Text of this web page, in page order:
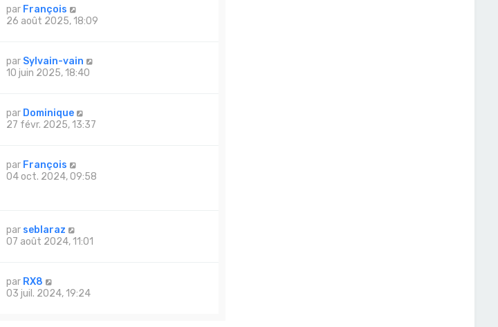
par François
26 août 2025, 18:09
par Sylvain-vain
10 juin 2025, 18:40
par Dominique
27 févr. 2025, 13:37
par François
04 oct. 2024, 09:58
par seblaraz
07 août 2024, 11:01
par RX8
03 juil. 2024, 19:24